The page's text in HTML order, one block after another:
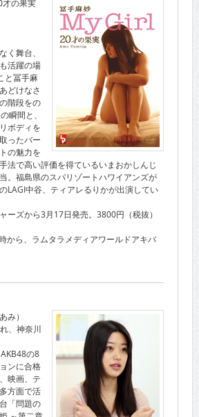
の果実
く舞台、
活躍の場
と冨手麻
どけなさ
階段をの
瞬間と、
ボディを
ったバー
の魅力を
法で高い評価を得ているいまおかしんじ
。福島県のスパリゾートハワイアンズが
LAGI中谷、ティアレるりかが出演してい
ーズから3月17日発売。3800円（税抜）
から、ラムタラメディアワールドアキバ
み）
、神奈川
の8
ンに合格
映画、テ
方面で活
「問題の